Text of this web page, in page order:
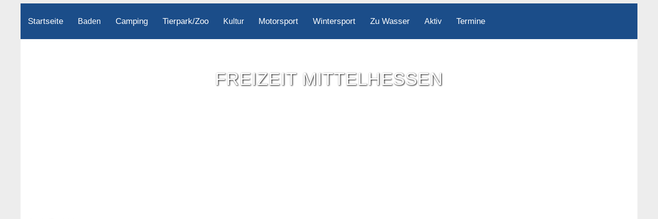
Startseite Baden Camping Tierpark/Zoo Kultur Motorsport Wintersport Zu Wasser Aktiv Termine
FREIZEIT MITTELHESSEN